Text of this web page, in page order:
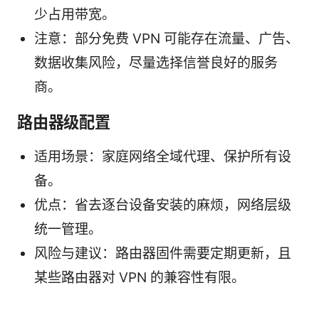
少占用带宽。
注意：部分免费 VPN 可能存在流量、广告、
数据收集风险，尽量选择信誉良好的服务
商。
路由器级配置
适用场景：家庭网络全域代理、保护所有设
备。
优点：省去逐台设备安装的麻烦，网络层级
统一管理。
风险与建议：路由器固件需要定期更新，且
某些路由器对 VPN 的兼容性有限。